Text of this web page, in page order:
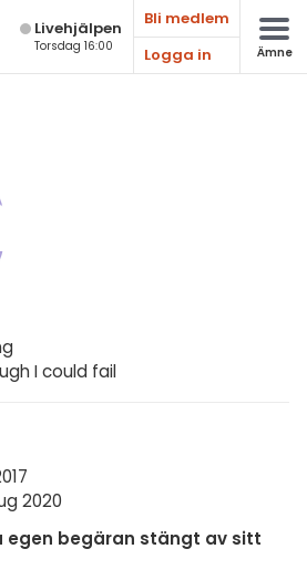
Live­hjälpen
Torsdag 16:00
Bli medlem
Logga in
Ämne
I could fail
2020
egen begäran stängt av sitt
Matematik
Svenska
Samhällsorientering
Ekonomi